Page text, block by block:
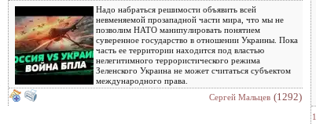
Надо набраться решимости объявить всей
невменяемой прозападной части мира, что мы не
позволим НАТО манипулировать понятием
суверенное государство в отношении Украины. Пока
часть ее территории находится под властью
нелегитимного террористического режима
Зеленского Украина не может считаться субъектом
международного права.
Сергей Мальцев (1292)
1